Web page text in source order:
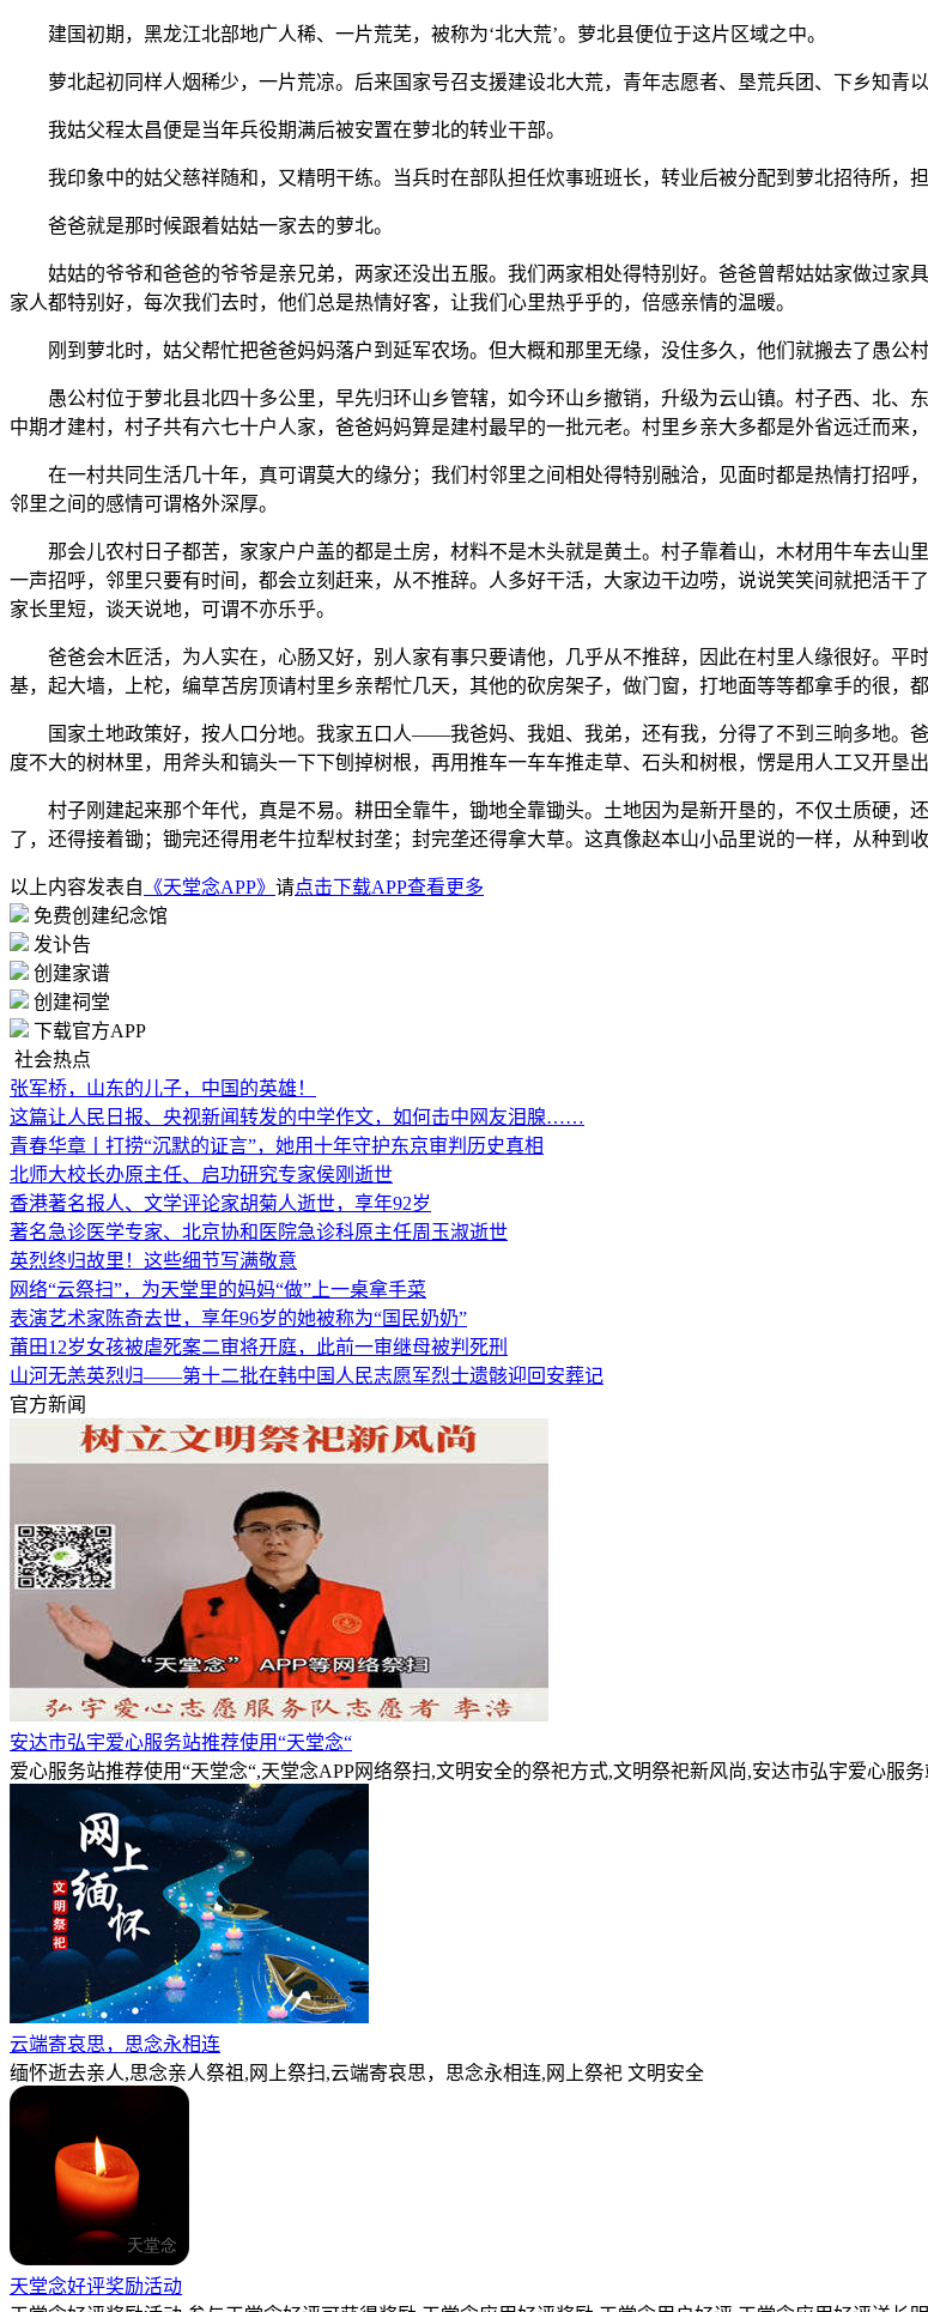
建国初期，黑龙江北部地广人稀、一片荒芜，被称为‘北大荒’。萝北县便位于这片区域之中。
萝北起初同样人烟稀少，一片荒凉。后来国家号召支援建设北大荒，青年志愿者、垦荒兵团、下乡知青
我姑父程太昌便是当年兵役期满后被安置在萝北的转业干部。
我印象中的姑父慈祥随和，又精明干练。当兵时在部队担任炊事班班长，转业后被分配到萝北招待所，担
爸爸就是那时候跟着姑姑一家去的萝北。
姑姑的爷爷和爸爸的爷爷是亲兄弟，两家还没出五服。我们两家相处得特别好。爸爸曾帮姑姑家做过家
家人都特别好，每次我们去时，他们总是热情好客，让我们心里热乎乎的，倍感亲情的温暖。
刚到萝北时，姑父帮忙把爸爸妈妈落户到延军农场。但大概和那里无缘，没住多久，他们就搬去了愚公村
愚公村位于萝北县北四十多公里，早先归环山乡管辖，如今环山乡撤销，升级为云山镇。村子西、北、
中期才建村，村子共有六七十户人家，爸爸妈妈算是建村最早的一批元老。村里乡亲大多都是外省远迁而来
在一村共同生活几十年，真可谓莫大的缘分；我们村邻里之间相处得特别融洽，见面时都是热情打招呼
邻里之间的感情可谓格外深厚。
那会儿农村日子都苦，家家户户盖的都是土房，材料不是木头就是黄土。村子靠着山，木材用牛车去山
一声招呼，邻里只要有时间，都会立刻赶来，从不推辞。人多好干活，大家边干边唠，说说笑笑间就把活干
家长里短，谈天说地，可谓不亦乐乎。
爸爸会木匠活，为人实在，心肠又好，别人家有事只要请他，几乎从不推辞，因此在村里人缘很好。平
基，起大墙，上柁，编草苫房顶请村里乡亲帮忙几天，其他的砍房架子，做门窗，打地面等等都拿手的很，
国家土地政策好，按人口分地。我家五口人——我爸妈、我姐、我弟，还有我，分得了不到三晌多地。
度不大的树林里，用斧头和镐头一下下刨掉树根，再用推车一车车推走草、石头和树根，愣是用人工又开垦出
村子刚建起来那个年代，真是不易。耕田全靠牛，锄地全靠锄头。土地因为是新开垦的，不仅土质硬，
了，还得接着锄；锄完还得用老牛拉犁杖封垄；封完垄还得拿大草。这真像赵本山小品里说的一样，从种到收
以上内容发表自 《天堂念APP》 请点击下载APP查看更多
免费创建纪念馆
发讣告
创建家谱
创建祠堂
下载官方APP
社会热点
张军桥，山东的儿子，中国的英雄！
这篇让人民日报、央视新闻转发的中学作文，如何击中网友泪腺……
青春华章丨打捞“沉默的证言”，她用十年守护东京审判历史真相
北师大校长办原主任、启功研究专家侯刚逝世
香港著名报人、文学评论家胡菊人逝世，享年92岁
著名急诊医学专家、北京协和医院急诊科原主任周玉淑逝世
英烈终归故里！这些细节写满敬意
网络“云祭扫”，为天堂里的妈妈“做”上一桌拿手菜
表演艺术家陈奇去世，享年96岁的她被称为“国民奶奶”
莆田12岁女孩被虐死案二审将开庭，此前一审继母被判死刑
山河无恙英烈归——第十二批在韩中国人民志愿军烈士遗骸迎回安葬记
官方新闻
安达市弘宇爱心服务站推荐使用“天堂念“
爱心服务站推荐使用“天堂念“,天堂念APP网络祭扫,文明安全的祭祀方式,文明祭祀新风尚,安达市弘宇爱心服
云端寄哀思，思念永相连
缅怀逝去亲人,思念亲人祭祖,网上祭扫,云端寄哀思，思念永相连,网上祭祀 文明安全
天堂念好评奖励活动